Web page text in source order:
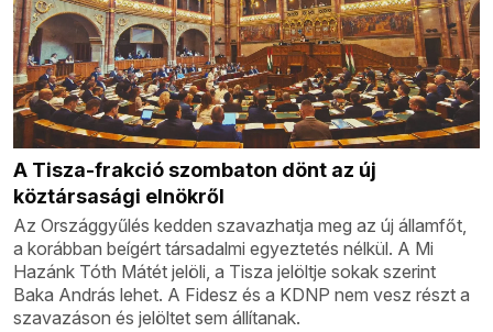
A Tisza-frakció szombaton dönt az új
köztársasági elnökről
Az Országgyűlés kedden szavazhatja meg az új államfőt,
a korábban beígért társadalmi egyeztetés nélkül. A Mi
Hazánk Tóth Mátét jelöli, a Tisza jelöltje sokak szerint
Baka András lehet. A Fidesz és a KDNP nem vesz részt a
szavazáson és jelöltet sem állítanak.